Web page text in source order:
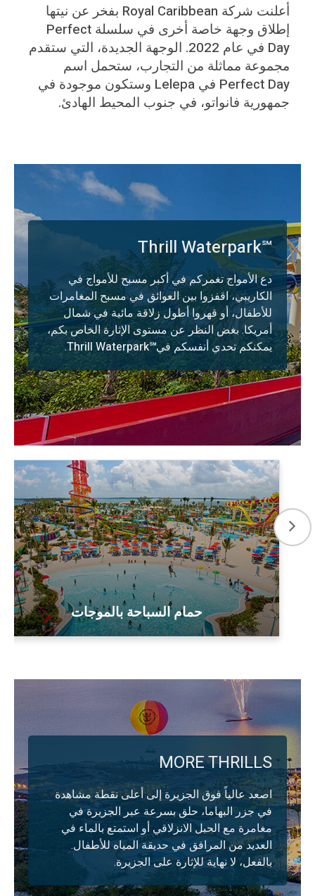
أعلنت شركة Royal Caribbean بفخر عن نيتها
إطلاق وجهة خاصة أخرى في سلسلة Perfect
Day في عام 2022. الوجهة الجديدة، التي ستقدم
مجموعة مماثلة من التجارب، ستحمل اسم
Perfect Day في Lelepa وستكون موجودة في
جمهورية فانواتو، في جنوب المحيط الهادئ.
Thrill Waterpark℠
دع الأمواج تغمركم في أكبر مسبح للأمواج في
الكاريبي، اقفزوا بين العوائق في مسبح المغامرات
للأطفال، أو قهروا أطول زلاقة مائية في شمال
أمريكا. بغض النظر عن مستوى الإثارة الخاص بكم،
يمكنكم تحدي أنفسكم فيThrill Waterpark℠
.
حمام السباحة بالموجات
MORE THRILLS
اصعد عالياً فوق الجزيرة إلى أعلى نقطة مشاهدة
في جزر البهاما، حلق بسرعة عبر الجزيرة في
مغامرة مع الحبل الانزلاقي أو استمتع بالماء في
العديد من المرافق في حديقة المياه للأطفال.
بالفعل، لا نهاية للإثارة على الجزيرة.